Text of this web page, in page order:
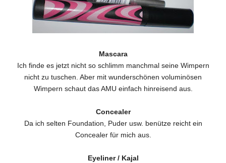
Mascara
Ich finde es jetzt nicht so schlimm manchmal seine Wimpern
nicht zu tuschen. Aber mit wunderschönen voluminösen
Wimpern schaut das AMU einfach hinreisend aus.
Concealer
Da ich selten Foundation, Puder usw. benütze reicht ein
Concealer für mich aus.
Eyeliner / Kajal